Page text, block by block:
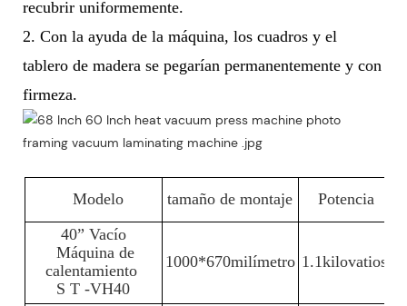
recubrir uniformemente.
2. Con la ayuda de la máquina, los cuadros y el
tablero de madera se pegarían permanentemente y con
firmeza.
Modelo tamaño de montaje Potencia
40” Vacío
Máquina de
calentamiento
S T -VH40
1000*670milímetro 1.1kilovatios